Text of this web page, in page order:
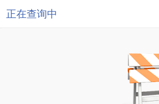
正在查询中